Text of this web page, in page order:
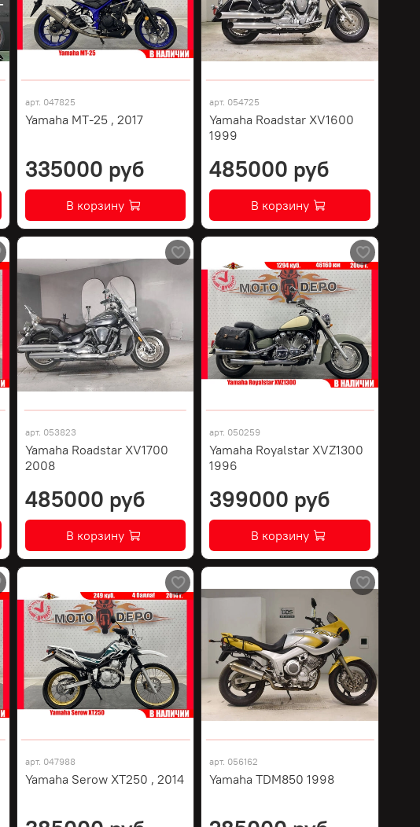
арт. 047825
Yamaha MT-25 , 2017
335000 руб
В корзину
арт. 054725
Yamaha Roadstar XV1600
1999
485000 руб
В корзину
арт. 053823
Yamaha Roadstar XV1700
2008
485000 руб
В корзину
арт. 050259
Yamaha Royalstar XVZ1300
1996
399000 руб
В корзину
арт. 047988
Yamaha Serow XT250 , 2014
арт. 056162
Yamaha TDM850 1998